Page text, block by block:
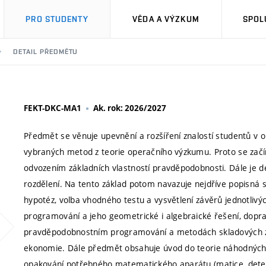
PRO STUDENTY VĚDA A VÝZKUM
DETAIL PŘEDMĚTU
FEKT-DKC-MA1 Ak. rok: 2026/2027
Předmět se věnuje upevnění a rozšíření znalostí studentů
vybraných metod z teorie operačního výzkumu. Proto se
odvozením základních vlastností pravděpodobnosti. Dále je
rozdělení. Na tento základ potom navazuje nejdříve
hypotéz, volba vhodného testu a vysvětlení závěrů
programování a jeho geometrické i algebraické řešení,
pravděpodobnostním programování a metodách
ekonomie. Dále předmět obsahuje úvod do teorie